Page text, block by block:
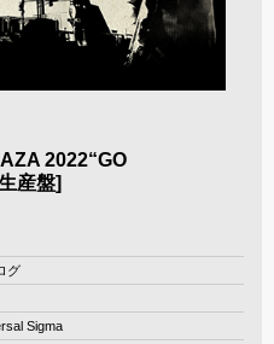
2022“GO
産盤]
グ
Sigma